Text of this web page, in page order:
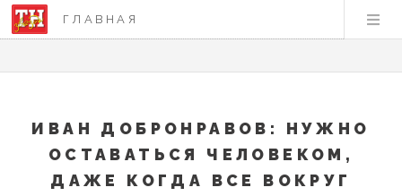
ГЛАВНАЯ
ИВАН ДОБРОНРАВОВ: НУЖНО
ОСТАВАТЬСЯ ЧЕЛОВЕКОМ,
ДАЖЕ КОГДА ВСЕ ВОКРУГ